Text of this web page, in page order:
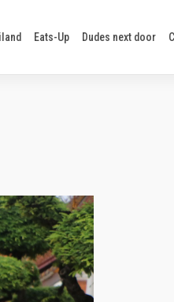
Eats-Up Dudes next door